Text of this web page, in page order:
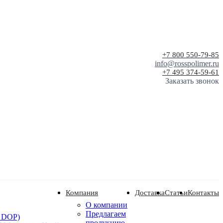
+7 800 550-79-85
info@rosspolimer.ru
+7 495 374-59-61
Заказать звонок
Компания
О компании
Предлагаем
ДоставкаСтатьиКонтакты